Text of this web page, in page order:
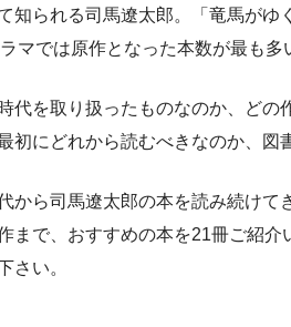
知られる司馬遼太郎。「竜馬がゆ
マでは原作となった本数が最も多
代を取り扱ったものなのか、ど
初にどれから読むべきなのか、図
から司馬遼太郎の本を読み続けて
まで、おすすめの本を21冊ご紹
さい。